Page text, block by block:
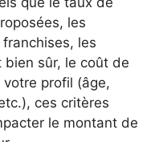
les
les
sûr, le coût de
votre profil (âge,
ces critères
le montant de